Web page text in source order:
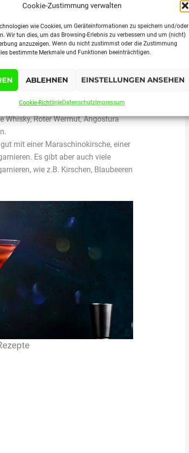
Cookie-Zustimmung verwalten
wie Cookies, um Geräteinformationen zu speichern und/oder
Wir tun dies, um das Browsing-Erlebnis zu verbessern und um (nicht)
anzuzeigen. Wenn du nicht zustimmst oder die Zustimmung
bestimmte Merkmale und Funktionen beeinträchtigen.
ABLEHNEN EINSTELLUNGEN ANSEHEN
Cookie-RichtlinieDatenschutzImpressum
der aus Rye Whisky, Roter Wermut,
besteht. Er ist besonders
Aroma bekannt und wird meist als
Cocktail?
Whisky, Roter Wermut, Angostura
Whisky, Roter Wermut, Angostura
mit einer Maraschinokirsche, einer
Es gibt aber auch viele
wie z.B. Kirschen, Blaubeeren